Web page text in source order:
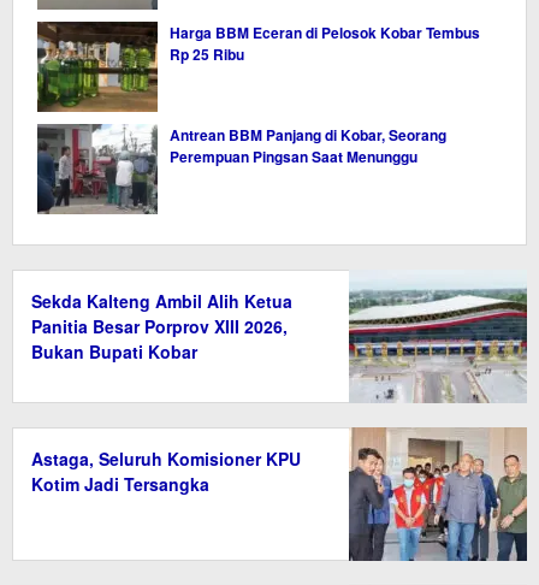
Harga BBM Eceran di Pelosok Kobar Tembus
Rp 25 Ribu
Antrean BBM Panjang di Kobar, Seorang
Perempuan Pingsan Saat Menunggu
Sekda Kalteng Ambil Alih Ketua
Panitia Besar Porprov XIII 2026,
Bukan Bupati Kobar
Astaga, Seluruh Komisioner KPU
Kotim Jadi Tersangka